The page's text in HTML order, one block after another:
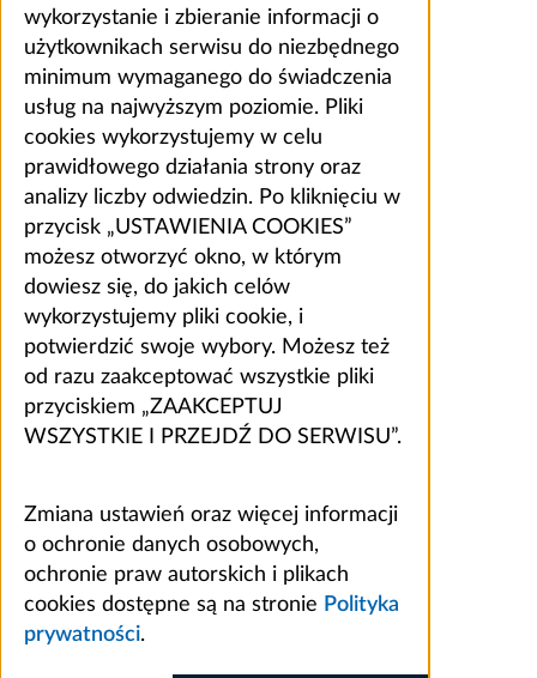
wykorzystanie i zbieranie informacji o
użytkownikach serwisu do niezbędnego
minimum wymaganego do świadczenia
usług na najwyższym poziomie. Pliki
cookies wykorzystujemy w celu
prawidłowego działania strony oraz
analizy liczby odwiedzin. Po kliknięciu w
przycisk „USTAWIENIA COOKIES”
możesz otworzyć okno, w którym
dowiesz się, do jakich celów
wykorzystujemy pliki cookie, i
potwierdzić swoje wybory. Możesz też
od razu zaakceptować wszystkie pliki
przyciskiem „ZAAKCEPTUJ
WSZYSTKIE I PRZEJDŹ DO SERWISU”.
Zmiana ustawień oraz więcej informacji
o ochronie danych osobowych,
ochronie praw autorskich i plikach
cookies dostępne są na stronie Polityka
prywatności.